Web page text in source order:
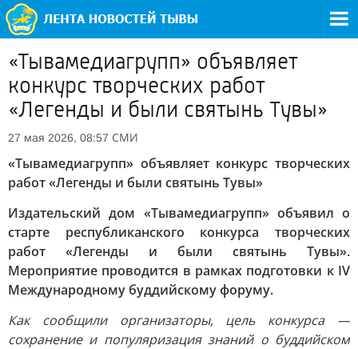
«Тывамедиагрупп» объявляет
конкурс творческих работ
«Легенды и были святынь Тувы»
27 мая 2026, 08:57 СМИ
«Тывамедиагрупп» объявляет конкурс творческих
работ «Легенды и были святынь Тувы»
Издательский дом «Тывамедиагрупп» объявил о
старте республиканского конкурса творческих
работ «Легенды и были святынь Тувы».
Мероприятие проводится в рамках подготовки к IV
Международному буддийскому форуму.
Как сообщили организаторы, цель конкурса —
сохранение и популяризация знаний о буддийском